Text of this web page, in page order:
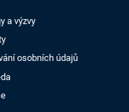
a výzvy
osobních údajů